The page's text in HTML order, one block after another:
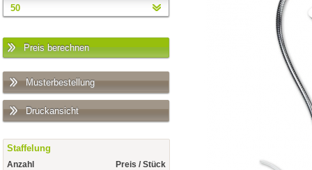
Preis berechnen
Musterbestellung
Druckansicht
Staffelung
Anzahl
Preis / Stück